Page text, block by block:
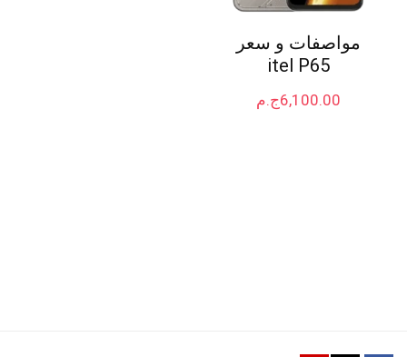
مواصفات و سعر
itel P65
ج.م6,100.00